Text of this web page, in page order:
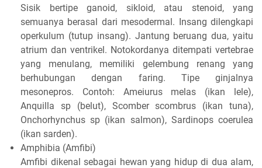
Sisik bertipe ganoid, sikloid, atau stenoid, yang
semuanya berasal dari mesodermal. Insang dilengkapi
operkulum (tutup insang). Jantung beruang dua, yaitu
atrium dan ventrikel. Notokordanya ditempati vertebrae
yang menulang, memiliki gelembung renang yang
berhubungan dengan faring. Tipe ginjalnya
mesonepros. Contoh: Ameiurus melas (ikan lele),
Anquilla sp (belut), Scomber scombrus (ikan tuna),
Onchorhynchus sp (ikan salmon), Sardinops coerulea
(ikan sarden).
Amphibia (Amfibi)
Amfibi dikenal sebagai hewan yang hidup di dua alam,